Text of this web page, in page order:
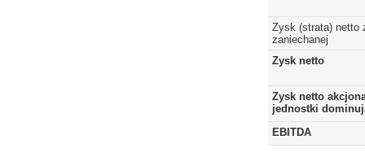
Zysk (strata) netto
zaniechanej
Zysk netto
Zysk netto
jednostki
EBITDA